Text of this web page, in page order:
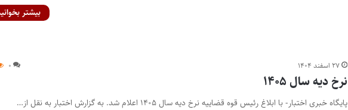
بیشتر
۲۷ اسفند ۱۴۰۴ ۰
نرخ دیه سال ۱۴۰۵
پایگاه خبری اختبار- با ابلاغ رئیس قوه قضاییه نرخ دیه سال ۱۴۰۵ اعلام شد. به گزارش اختبار به نقل از…